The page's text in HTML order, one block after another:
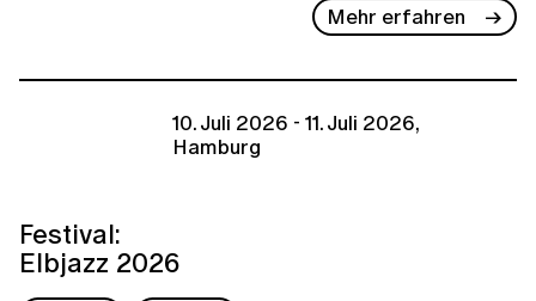
Mehr erfahren
10. Juli 2026 - 11. Juli 2026,
Hamburg
Festival:
Elbjazz 2026